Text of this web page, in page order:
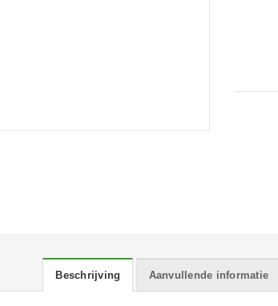
Beschrijving Aanvullende informatie